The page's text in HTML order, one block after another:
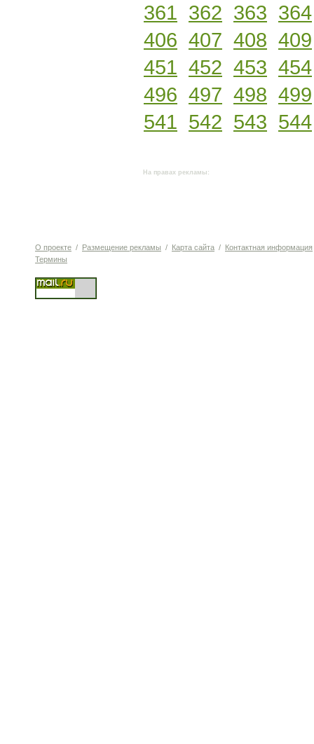
361 362 363 364
406 407 408 409
451 452 453 454
496 497 498 499
541 542 543 544
На правах рекламы:
О проекте / Размещение рекламы / Карта сайта / Контактная информация
Термины